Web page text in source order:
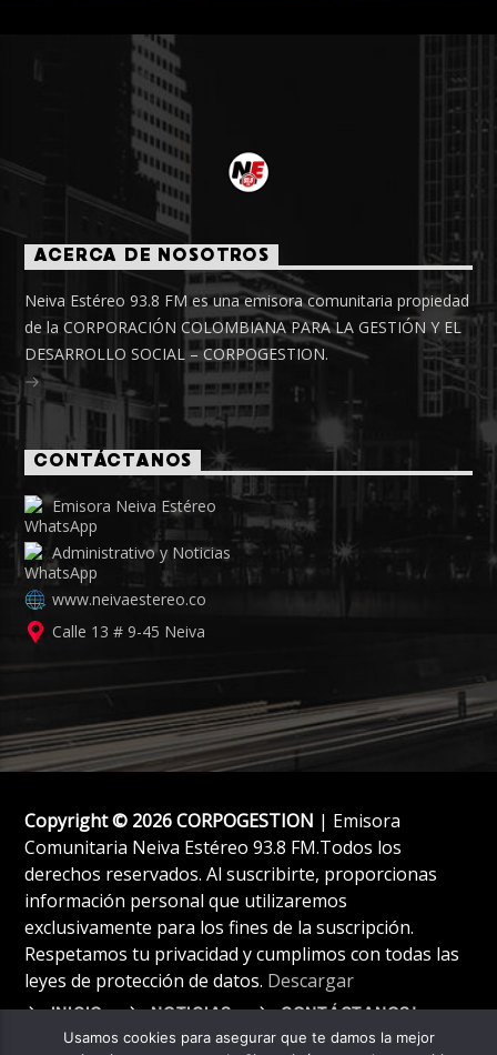
ACERCA DE NOSOTROS
Neiva Estéreo 93.8 FM es una emisora comunitaria propiedad
de la CORPORACIÓN COLOMBIANA PARA LA GESTIÓN Y EL
DESARROLLO SOCIAL – CORPOGESTION.
CONTÁCTANOS
Emisora Neiva Estéreo
Administrativo y Noticias
www.neivaestereo.co
Calle 13 # 9-45 Neiva
Copyright © 2026 CORPOGESTION | Emisora
Comunitaria Neiva Estéreo 93.8 FM.Todos los
derechos reservados. Al suscribirte, proporcionas
información personal que utilizaremos
exclusivamente para los fines de la suscripción.
Respetamos tu privacidad y cumplimos con todas las
leyes de protección de datos. Descargar
INICIO NOTICIAS CONTÁCTANOS!
Usamos cookies para asegurar que te damos la mejor